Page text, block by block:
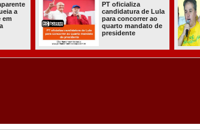
a
em
PT oficializa
candidatura de Lula
para concorrer ao
quarto mandato de
presidente